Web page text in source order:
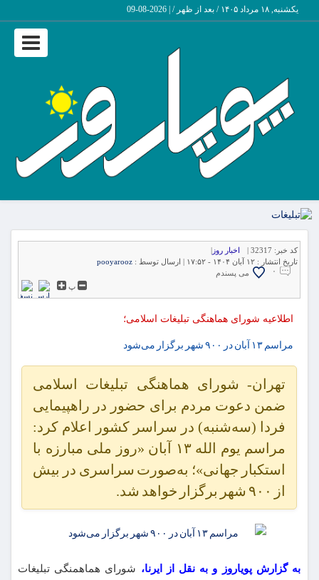
یکشنبه, ۱۸ مرداد ۱۴۰۵ / بعد از ظهر / 2026-08-09
Toggle
کد خبر: 32317 | اخبار روز
تاریخ انتشار : ۱۲ آبان ۱۴۰۴ - ۱۷:۵۲ | ارسال توسط : pooyarooz
۰
می پسندم
پ
اطلاعیه شورای هماهنگی تبلیغات اسلامی؛
مراسم ۱۳ آبان در ۹۰۰ شهر برگزار می‌شود
تهران- شورای هماهنگی تبلیغات اسلامی
ضمن دعوت مردم برای حضور در راهپیمایی
فردا (سه‌شنبه) در سراسر کشور اعلام کرد:
مراسم یوم الله ۱۳ آبان «روز ملی مبارزه با
استکبار جهانی»؛ به‌صورت سراسری در بیش
از ۹۰۰ شهر برگزار خواهد شد.
به گزارش پویاروز و به نقل از ایرنا، شورای هماهمنگی تبلیغات